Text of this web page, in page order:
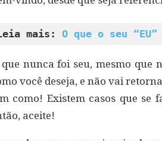
mais: O que o seu
que nunca foi seu, mesmo que
você deseja, e não vai
como! Existem casos que se
aceite!